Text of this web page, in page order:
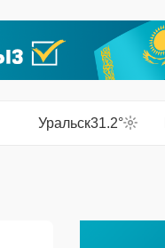
Уральск31.2°